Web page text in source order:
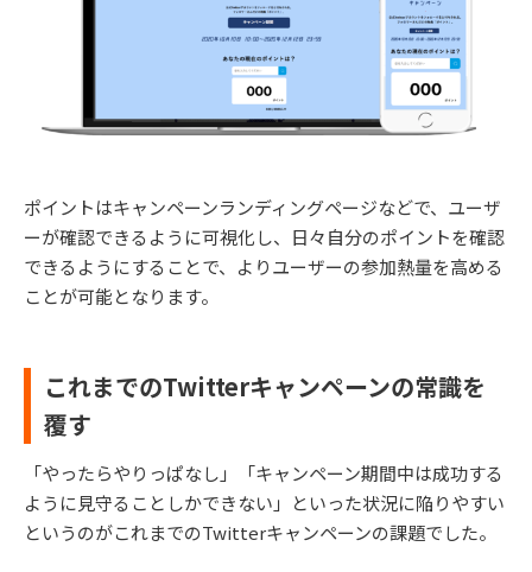
ポイントはキャンペーンランディングページなどで、ユーザ
ーが確認できるように可視化し、日々自分のポイントを確認
できるようにすることで、よりユーザーの参加熱量を高める
ことが可能となります。
これまでのTwitterキャンペーンの常識を
覆す
「やったらやりっぱなし」「キャンペーン期間中は成功する
ように見守ることしかできない」といった状況に陥りやすい
というのがこれまでのTwitterキャンペーンの課題でした。